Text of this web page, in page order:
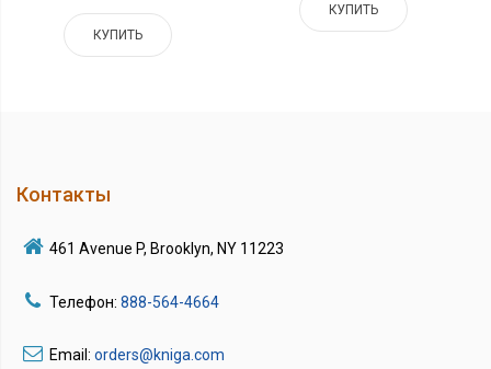
КУПИТЬ
КУПИТЬ
Контакты
461 Avenue P, Brooklyn, NY 11223
Телефон: 888-564-4664
Email: orders@kniga.com